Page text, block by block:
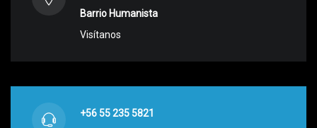
Barrio Humanista
Visítanos
+56 55 235 5821